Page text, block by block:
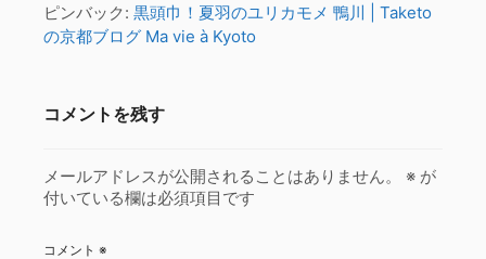
ピンバック: 黒頭巾！夏羽のユリカモメ 鴨川 | Taketo
の京都ブログ Ma vie à Kyoto
コメントを残す
メールアドレスが公開されることはありません。 ※ が
付いている欄は必須項目です
コメント ※